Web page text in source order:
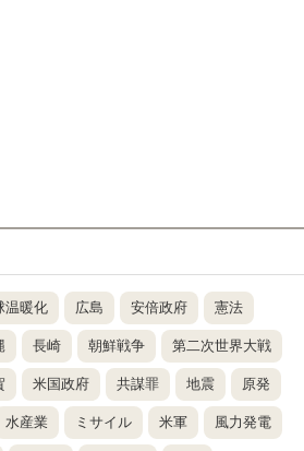
温暖化 広島 安倍政府 憲法
長崎 朝鮮戦争 第二次世界大戦
米国政府 共謀罪 地震 原発
水産業 ミサイル 米軍 風力発電